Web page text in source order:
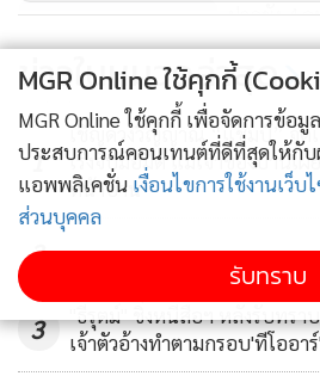
1,017
ฝากขัง 4
โทรมกลา
อีก 2
ข่าวในหมวดล่าสุด
1
เชิญดวงวิญญาณ “แชมป์” จุดเ
เร่งจับมือมีด แม่เจ้าของบ้านเผ
หน้าบ้าน
2
3
"ธีรุตม์" ชิ่งหนีสื่อฯ หลังรับทรา
เจ้าตัวอ้างทำตามกรอบ'ทีโออา
MGR Online ใช้คุกกี้
MGR Online ใช้คุกกี้ เพื่อจัดการข้อ
ประสบการณ์คอนเทนต์ที่ดีที่สุดให้กับ
แอพพลิเคชั่น เงื่อนไขการใช้งานเว็บ
ส่วนบุคคล
รับทราบ